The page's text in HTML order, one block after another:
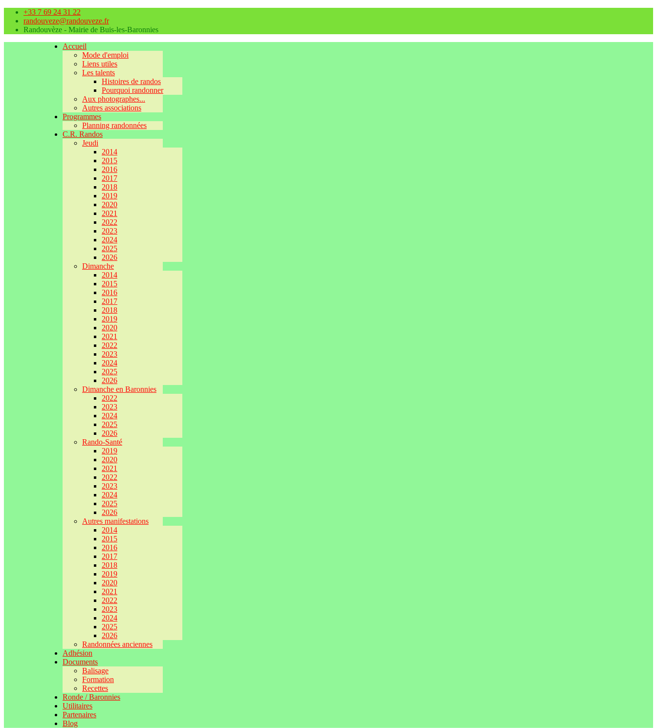
+33 7 69 24 31 22
randouveze@randouveze.fr
Randouvèze - Mairie de Buis-les-Baronnies
Accueil
Mode d'emploi
Liens utiles
Les talents
Histoires de randos
Pourquoi randonner
Aux photographes...
Autres associations
Programmes
Planning randonnées
C.R. Randos
Jeudi
2014
2015
2016
2017
2018
2019
2020
2021
2022
2023
2024
2025
2026
Dimanche
2014
2015
2016
2017
2018
2019
2020
2021
2022
2023
2024
2025
2026
Dimanche en Baronnies
2022
2023
2024
2025
2026
Rando-Santé
2019
2020
2021
2022
2023
2024
2025
2026
Autres manifestations
2014
2015
2016
2017
2018
2019
2020
2021
2022
2023
2024
2025
2026
Randonnées anciennes
Adhésion
Documents
Balisage
Formation
Recettes
Ronde / Baronnies
Utilitaires
Partenaires
Blog